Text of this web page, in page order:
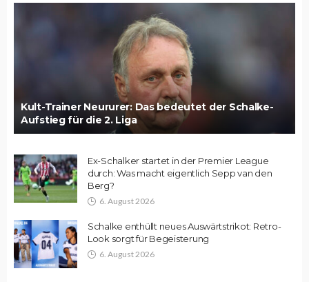
Kult-Trainer Neururer: Das bedeutet der Schalke-
Aufstieg für die 2. Liga
Ex-Schalker startet in der Premier League
durch: Was macht eigentlich Sepp van den
Berg?
6. August 2026
Schalke enthüllt neues Auswärtstrikot: Retro-
Look sorgt für Begeisterung
6. August 2026